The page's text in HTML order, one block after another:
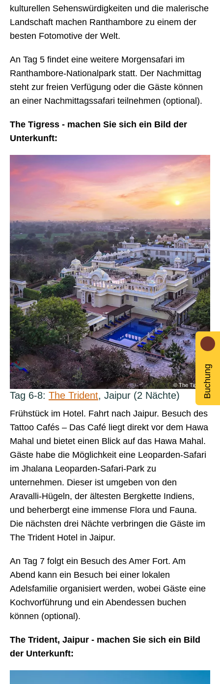
kulturellen Sehenswürdigkeiten und die malerische
Landschaft machen Ranthambore zu einem der
besten Fotomotive der Welt.
An Tag 5 findet eine weitere Morgensafari im
Ranthambore-Nationalpark statt. Der Nachmittag
steht zur freien Verfügung oder die Gäste können
an einer Nachmittagssafari teilnehmen (optional).
The Tigress - machen Sie sich ein Bild der
Unterkunft:
Previous
© The Tigress
Next
Tag 6-8: The Trident​​​​​​​, Jaipur (2 Nächte)
Frühstück im Hotel. Fahrt nach Jaipur. Besuch des
Tattoo Cafés – Das Café liegt direkt vor dem Hawa
Mahal und bietet einen Blick auf das Hawa Mahal.
Gäste habe die Möglichkeit eine Leoparden-Safari
im Jhalana Leoparden-Safari-Park zu
unternehmen. Dieser ist umgeben von den
Aravalli-Hügeln, der ältesten Bergkette Indiens,
und beherbergt eine immense Flora und Fauna.
Die nächsten drei Nächte verbringen die Gäste im
The Trident Hotel in Jaipur.
An Tag 7 folgt ein Besuch des Amer Fort. Am
Abend kann ein Besuch bei einer lokalen
Adelsfamilie organisiert werden, wobei Gäste eine
Kochvorführung und ein Abendessen buchen
können (optional).
The Trident, Jaipur - machen Sie sich ein Bild
der Unterkunft:
Buchung